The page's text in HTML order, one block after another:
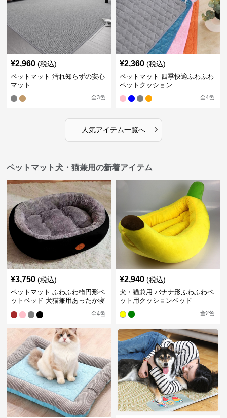
¥2,960 (税込)
ペットマット 汚れ知らずの安心
マット
全3色
¥2,360 (税込)
ペットマット 四季快適ふわふわ
ペットクッション
全4色
人気アイテム一覧へ ›
ペットマット犬・猫兼用の新着アイテム
¥3,750 (税込)
ペットマット ふわふわ楕円形ペ
ットベッド 犬猫兼用あったか寝
全4色
¥2,940 (税込)
犬・猫兼用 バナナ形ふわふわペ
ット用クッションベッド
全2色